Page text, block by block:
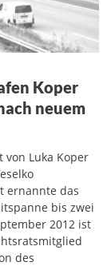
Koper
neuem
von Luka Koper
ernannte das
bis zwei
2012 ist
des